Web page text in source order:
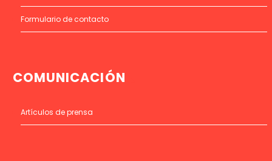
Formulario de contacto
COMUNICACIÓN
Artículos de prensa